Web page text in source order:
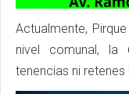
Actualmente,
nivel comunal, la
tenencias ni